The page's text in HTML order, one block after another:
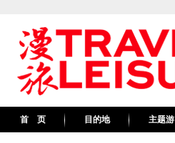
首 页 目的地 主题游